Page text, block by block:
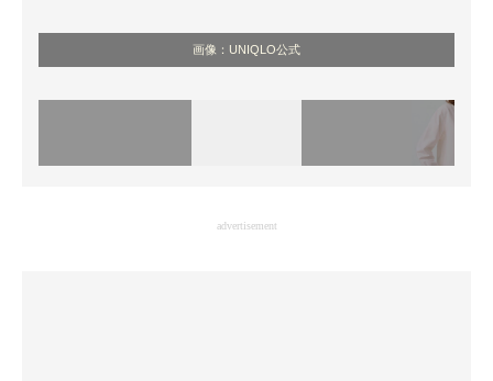
画像：UNIQLO公式
advertisement